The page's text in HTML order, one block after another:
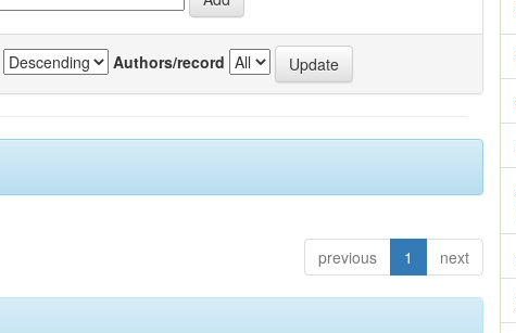
Authors/record
previous 1 next